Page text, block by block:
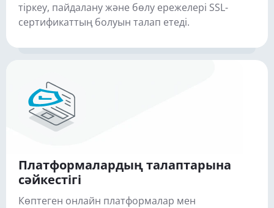
тіркеу, пайдалану және бөлу ережелері SSL-
сертификаттың болуын талап етеді.
Платформалардың талаптарына
сәйкестігі
Көптеген онлайн платформалар мен